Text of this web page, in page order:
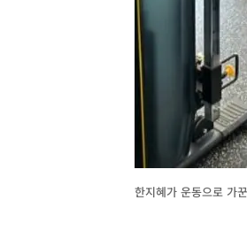
한지혜가 운동으로 가